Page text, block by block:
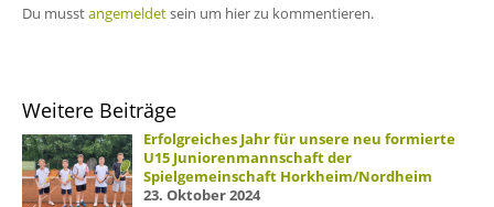
Du musstangemeldetsein um hier zu kommentieren.
Weitere Beiträge
Erfolgreiches Jahr für unsere neu formierte
U15 Juniorenmannschaft der
Spielgemeinschaft Horkheim/Nordheim
23. Oktober 2024